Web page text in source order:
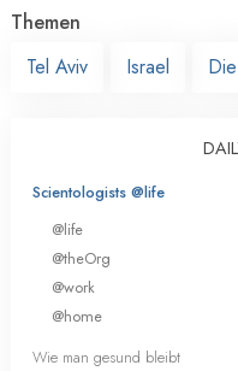
Themen
Tel Aviv
Israel
Scientologists @life
@life
@theOrg
@work
@home
Wie man gesund bleibt